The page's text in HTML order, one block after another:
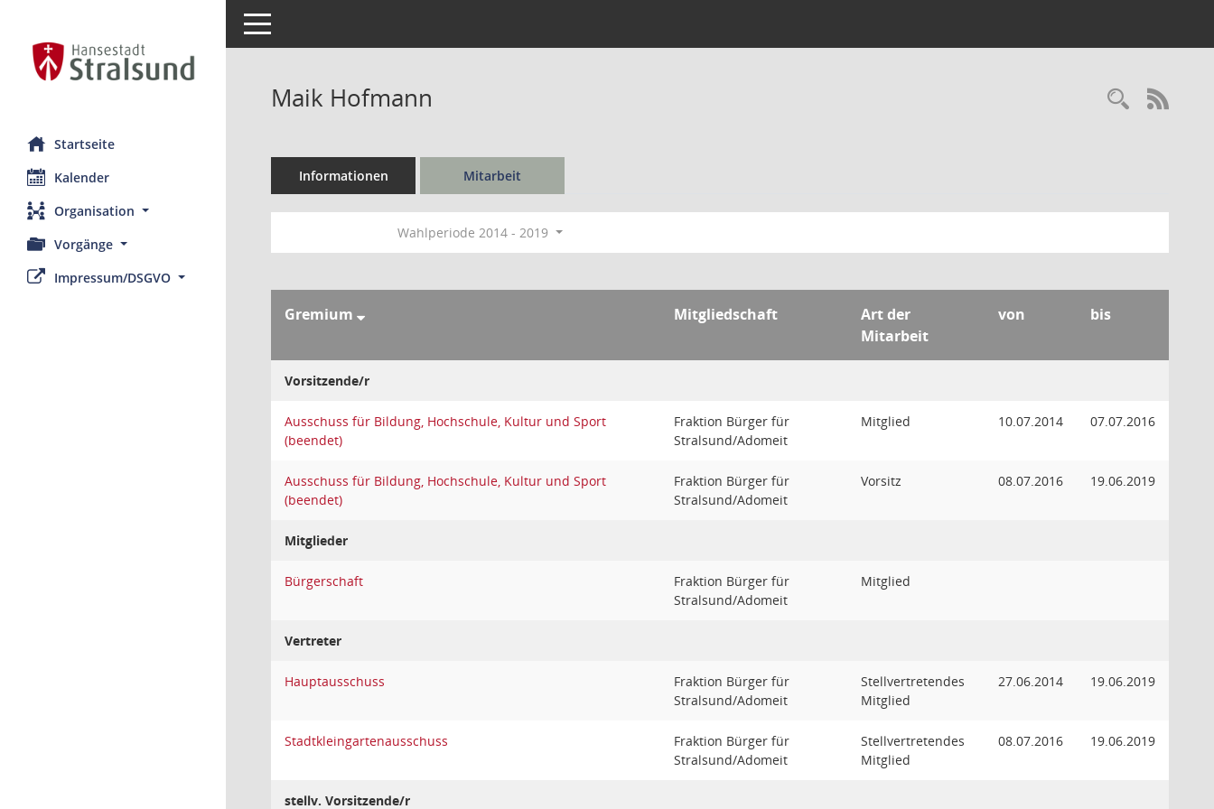
Startseite
Kalender
Organisation
Vorgänge
Impressum/DSGVO
Toggle navigation
Maik Hofmann
Informationen Mitarbeit
Wahlperiode 2014 - 2019
Gremium Mitgliedschaft
Art der
Mitarbeit
von bis
Vorsitzende/r
Ausschuss für Bildung, Hochschule, Kultur und Sport
(beendet)
Fraktion Bürger für
Stralsund/Adomeit
Mitglied 10.07.2014 07.07.2016
Ausschuss für Bildung, Hochschule, Kultur und Sport
(beendet)
Fraktion Bürger für
Stralsund/Adomeit
Vorsitz 08.07.2016 19.06.2019
Mitglieder
Bürgerschaft
Fraktion Bürger für
Stralsund/Adomeit
Mitglied
Vertreter
Hauptausschuss
Fraktion Bürger für
Stralsund/Adomeit
Stellvertretendes
Mitglied
27.06.2014 19.06.2019
Stadtkleingartenausschuss
Fraktion Bürger für
Stralsund/Adomeit
Stellvertretendes
Mitglied
08.07.2016 19.06.2019
stellv. Vorsitzende/r